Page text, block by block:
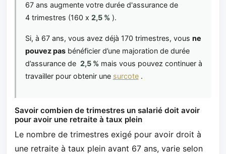
67 ans augmente votre durée d'assurance de
4 trimestres (160 x 2,5 %).
Si, à 67 ans, vous avez déjà 170 trimestres, vous ne
pouvez pasbénéficier d’une majoration de durée
d’assurance de 2,5 %mais vous pouvez continuer à
travailler pour obtenir une surcote.
Savoir combien de trimestres un salarié doit avoir
pour avoir une retraite à taux plein
Le nombre de trimestres exigé pour avoir droit à
une retraite à taux plein avant 67 ans, varie selon